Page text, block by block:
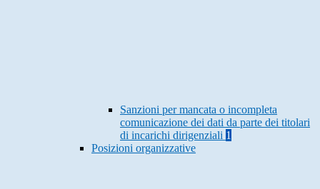
Sanzioni per mancata o incompleta
comunicazione dei dati da parte dei titolari
di incarichi dirigenziali 1
Posizioni organizzative